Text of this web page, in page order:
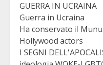
GUERRA IN UCRAINA
Guerra in Ucraina
Ha conservato il
Hollywood actors
I SEGNI